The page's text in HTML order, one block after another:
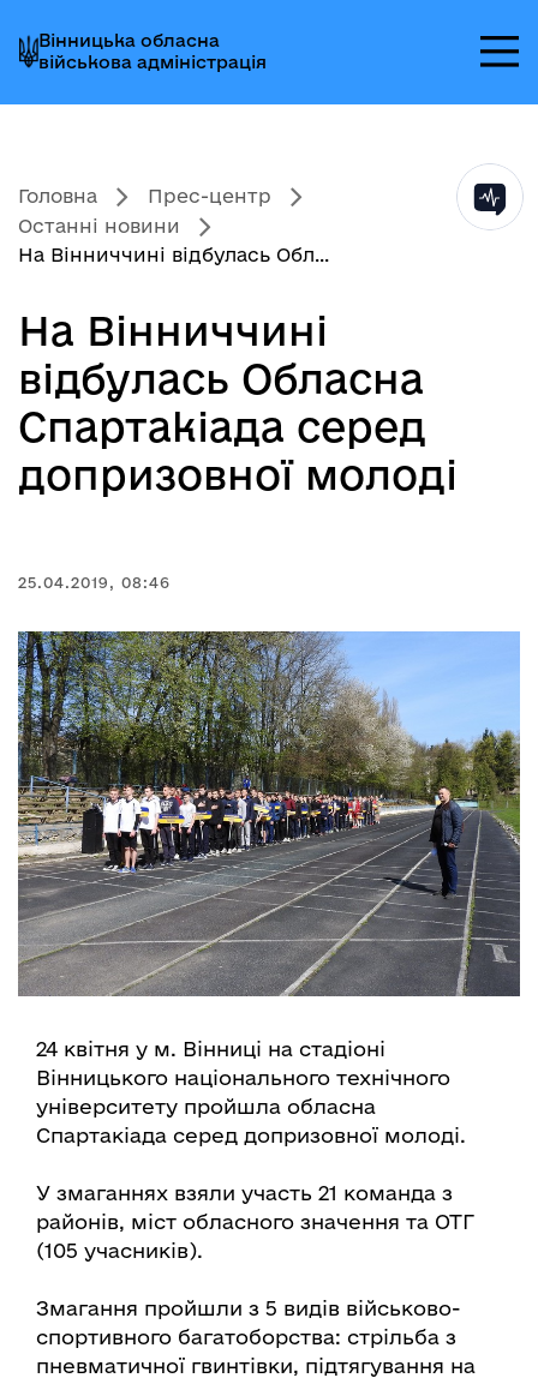
до
головного
меню
до
головного
вмісту
до
головного
колонтитула
Вінницька обласна
військова адміністрація
Головна
Прес-центр
Останні новини
На Вінниччині відбулась Обл...
На Вінниччині
відбулась Обласна
Спартакіада серед
допризовної молоді
25.04.2019, 08:46
24 квітня у м. Вінниці на стадіоні
Вінницького національного технічного
університету пройшла обласна
Спартакіада серед допризовної молоді.
У змаганнях взяли участь 21 команда з
районів, міст обласного значення та ОТГ
(105 учасників).
Змагання пройшли з 5 видів військово-
спортивного багатоборства: стрільба з
пневматичної гвинтівки, підтягування на